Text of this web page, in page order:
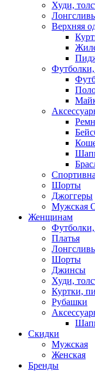
Худи,
Верхняя
Шорты
Джоггеры
Мужская
Женщинам
Платья
Шорты
Джинсы
Худи,
Куртки,
Рубашки
Скидки
Мужская
Женская
Бренды